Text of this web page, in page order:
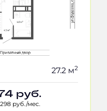
27.2 м2
руб.
руб./мес.